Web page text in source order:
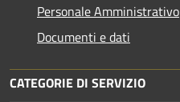
Personale Amministrativo
Documenti e dati
CATEGORIE DI SERVIZIO